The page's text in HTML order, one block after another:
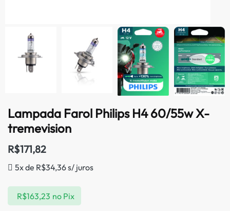
Lampada Farol Philips H4 60/55w X-
tremevision
R$171,82
5x de R$34,36s/ juros
R$163,23 no Pix